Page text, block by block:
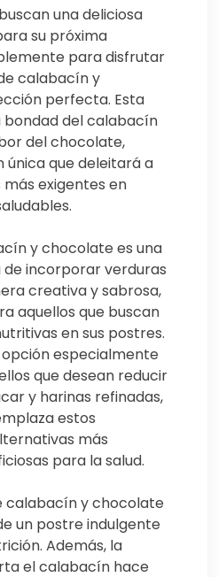
una deliciosa
su próxima
para disfrutar
calabacín y
perfecta. Esta
del calabacín
del chocolate,
única que deleitará a
más exigentes en
y chocolate es una
incorporar verduras
creativa y sabrosa,
aquellos que buscan
en sus postres.
especialmente
que desean reducir
y harinas refinadas,
estos
más
para la salud.
calabacín y chocolate
un postre indulgente
Además, la
el calabacín hace